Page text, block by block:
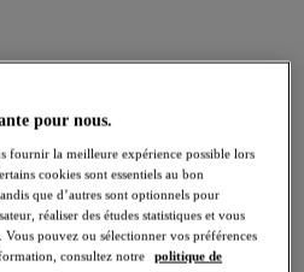
Guêpières & Babydolls
/
pour nous.
fournir la meilleure expérience possible lors
cookies sont essentiels au bon
que d’autres sont optionnels pour
réaliser des études statistiques et vous
pouvez ou sélectionner vos préférences
consultez notre
politique de